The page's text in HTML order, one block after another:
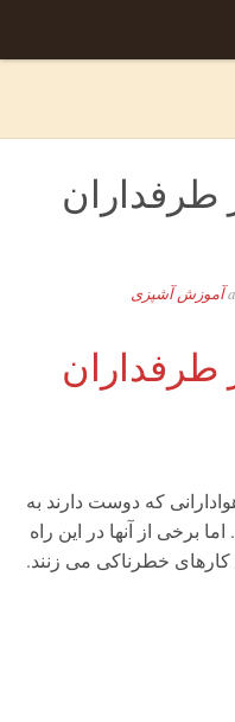
طرفداران
آموزش آشپزی
طرفداران
که دوست دارند به
برخی از آنها در این راه
خطرناکی می زنند.